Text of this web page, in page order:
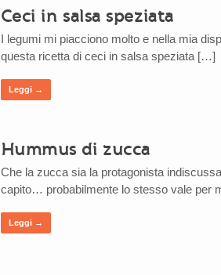
Ceci in salsa speziata
I legumi mi piacciono molto e nella mia
questa ricetta di ceci in salsa speziata […]
Leggi →
Hummus di zucca
Che la zucca sia la protagonista
capito… probabilmente lo stesso vale per
Leggi →